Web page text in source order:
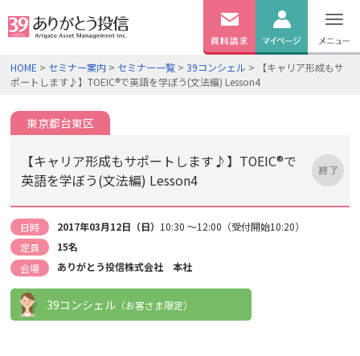
無料資料
請求
ログイン
HOME > セミナー案内 > セミナー一覧 >39コンシェル > 【キャリア形成もサ
ポートします♪】TOEIC®で英語を学ぼう(文法編) Lesson4
東京都台東区
【キャリア形成もサポートします♪】TOEIC®で
英語を学ぼう(文法編) Lesson4
日時 2017年03月12日（日） 10:30 ～12:00（受付開始10:20）
定員
15名
会場
ありがとう投信株式会社 本社
39コンシェル （お客さま限定）